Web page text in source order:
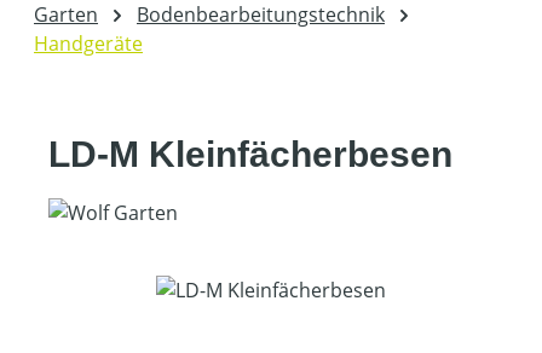
Garten
Bodenbearbeitungstechnik
Handgeräte
LD-M Kleinfächerbesen
Bildergalerie überspringen